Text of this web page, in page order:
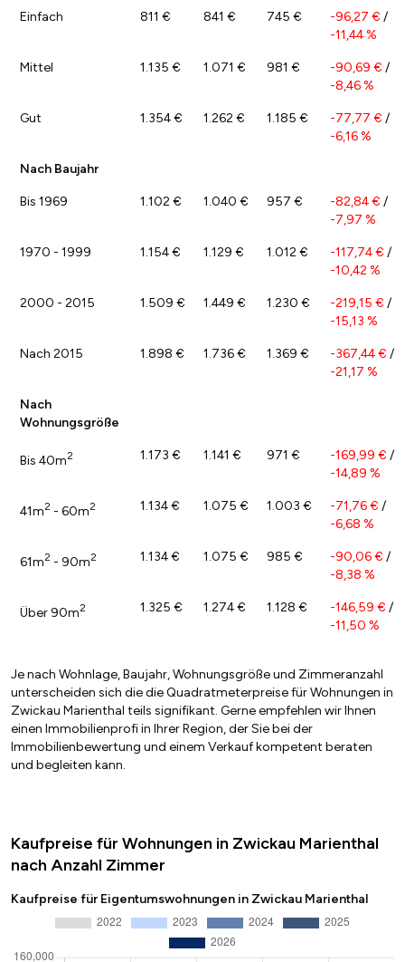
Einfach 811 € 841 € 745 € -96,27 € /
-11,44 %
Mittel 1.135 € 1.071 € 981 € -90,69 € /
-8,46 %
Gut 1.354 € 1.262 € 1.185 € -77,77 € /
-6,16 %
Nach Baujahr
Bis 1969 1.102 € 1.040 € 957 € -82,84 € /
-7,97 %
1970 - 1999 1.154 € 1.129 € 1.012 € -117,74 € /
-10,42 %
2000 - 2015 1.509 € 1.449 € 1.230 € -219,15 € /
-15,13 %
Nach 2015 1.898 € 1.736 € 1.369 € -367,44 € /
-21,17 %
Nach
Wohnungsgröße
Bis 40m2 1.173 € 1.141 € 971 € -169,99 € /
-14,89 %
41m2 - 60m2 1.134 € 1.075 € 1.003 € -71,76 € /
-6,68 %
61m2 - 90m2 1.134 € 1.075 € 985 € -90,06 € /
-8,38 %
Über 90m2 1.325 € 1.274 € 1.128 € -146,59 € /
-11,50 %
Je nach Wohnlage, Baujahr, Wohnungsgröße und Zimmeranzahl
unterscheiden sich die die Quadratmeterpreise für Wohnungen in
Zwickau Marienthal teils signifikant. Gerne empfehlen wir Ihnen
einen Immobilienprofi in Ihrer Region, der Sie bei der
Immobilienbewertung und einem Verkauf kompetent beraten
und begleiten kann.
Kaufpreise für Wohnungen in Zwickau Marienthal
nach Anzahl Zimmer
Kaufpreise für Eigentumswohnungen in Zwickau Marienthal